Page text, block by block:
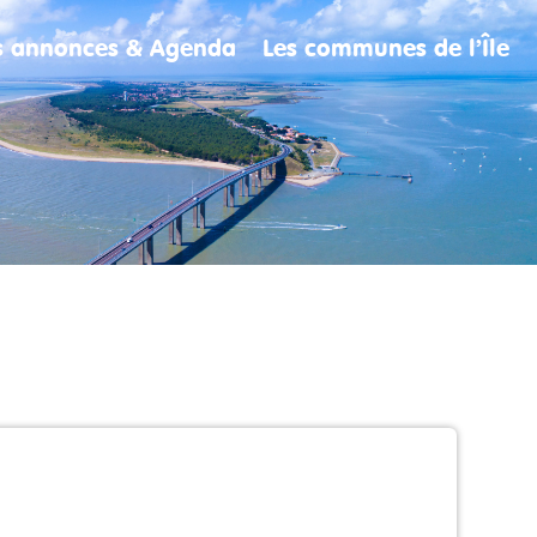
annonces & Agenda Les communes de l’Île